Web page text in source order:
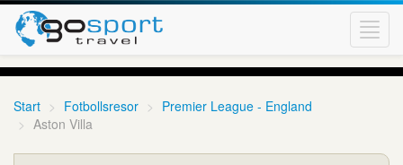
Start Fotbollsresor
Premier League - England
Aston Villa